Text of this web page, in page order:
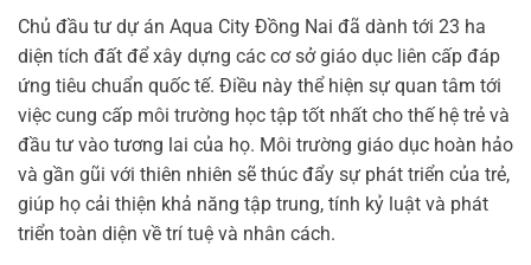
Chủ đầu tư dự án Aqua City Đồng Nai đã dành tới 23 ha
diện tích đất để xây dựng các cơ sở giáo dục liên cấp đáp
ứng tiêu chuẩn quốc tế. Điều này thể hiện sự quan tâm tới
việc cung cấp môi trường học tập tốt nhất cho thế hệ trẻ và
đầu tư vào tương lai của họ. Môi trường giáo dục hoàn hảo
và gần gũi với thiên nhiên sẽ thúc đẩy sự phát triển của trẻ,
giúp họ cải thiện khả năng tập trung, tính kỷ luật và phát
triển toàn diện về trí tuệ và nhân cách.